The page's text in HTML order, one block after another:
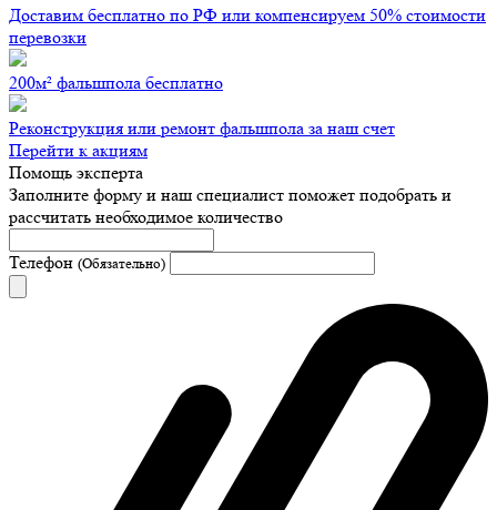
Доставим бесплатно по РФ или компенсируем 50% стоимости
перевозки
200м² фальшпола бесплатно
Реконструкция или ремонт фальшпола за наш счет
Перейти к акциям
Помощь эксперта
Заполните форму и наш специалист поможет подобрать и
рассчитать необходимое количество
Телефон (Обязательно)